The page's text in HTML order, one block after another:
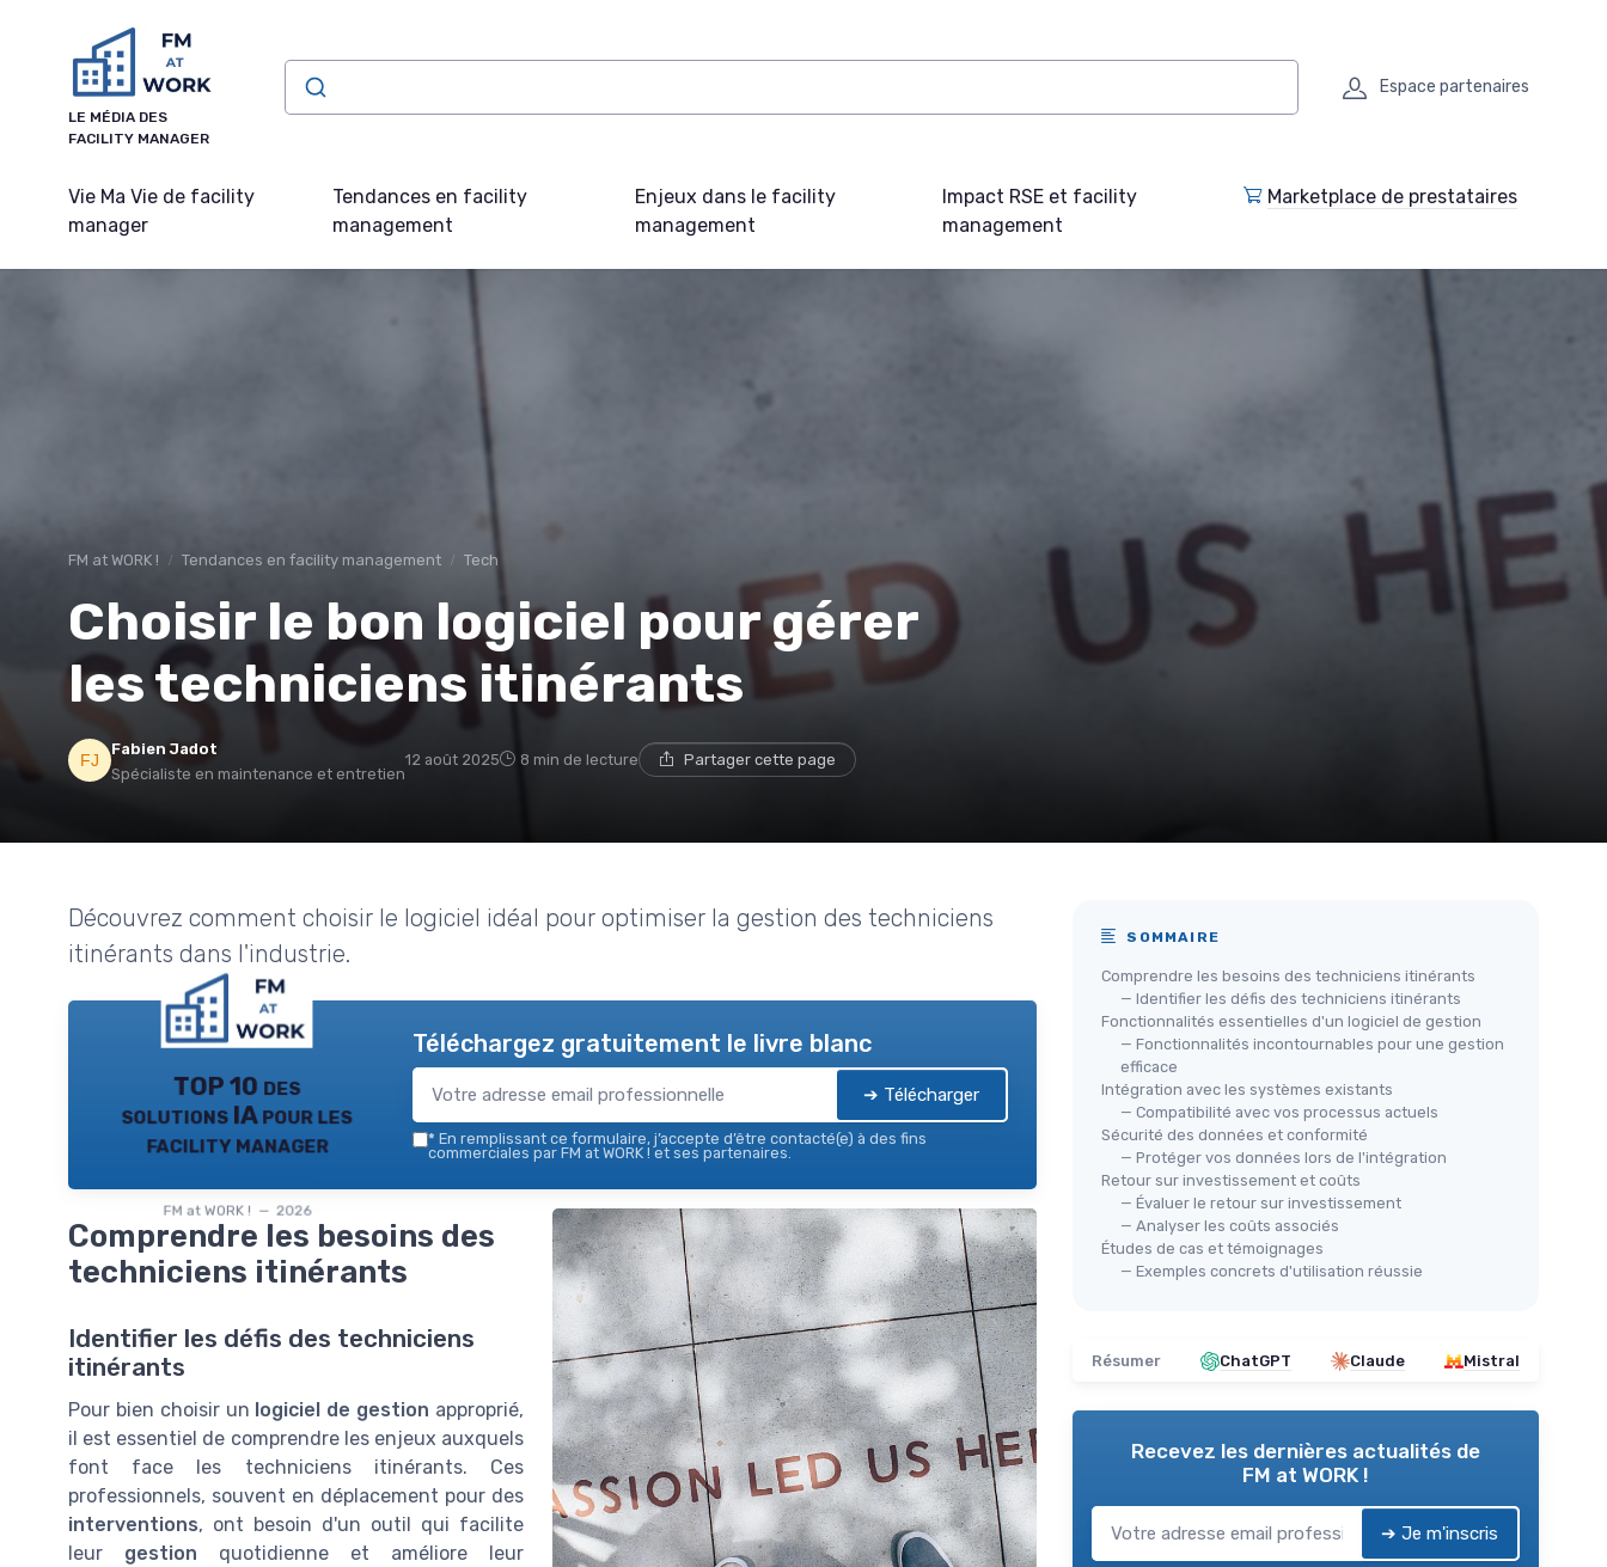
LE MÉDIA DES
FACILITY MANAGER
Espace partenaires
Vie Ma Vie de facility
manager
Tendances en facility
management
Enjeux dans le facility
management
Impact RSE et facility
management
Marketplace de prestataires
FM at WORK ! Tendances en facility management Tech
Choisir le bon logiciel pour gérer
les techniciens itinérants
Fabien Jadot
Spécialiste en maintenance et entretien
12 août 2025 8 min de lecture Partager cette page
Découvrez comment choisir le logiciel idéal pour optimiser la gestion des techniciens
itinérants dans l'industrie.
TOP 10 des
solutions IA pour les
facility manager
FM at WORK ! — 2026
Téléchargez gratuitement le livre blanc
➔ Télécharger
* En remplissant ce formulaire, j’accepte d’être contacté(e) à des fins
commerciales par FM at WORK ! et ses partenaires.
Comprendre les besoins des
techniciens itinérants
Identifier les défis des techniciens
itinérants
Pour bien choisir un logiciel de gestion approprié,
il est essentiel de comprendre les enjeux auxquels
font face les techniciens itinérants. Ces
professionnels, souvent en déplacement pour des
interventions, ont besoin d'un outil qui facilite
leur gestion quotidienne et améliore leur
SOMMAIRE
Comprendre les besoins des techniciens itinérants
— Identifier les défis des techniciens itinérants
Fonctionnalités essentielles d'un logiciel de gestion
— Fonctionnalités incontournables pour une gestion
efficace
Intégration avec les systèmes existants
— Compatibilité avec vos processus actuels
Sécurité des données et conformité
— Protéger vos données lors de l'intégration
Retour sur investissement et coûts
— Évaluer le retour sur investissement
— Analyser les coûts associés
Études de cas et témoignages
— Exemples concrets d'utilisation réussie
Résumer ChatGPT Claude Mistral
Recevez les dernières actualités de
FM at WORK !
➔ Je m'inscris